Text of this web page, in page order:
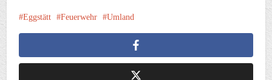
Eggstätt Feuerwehr Umland